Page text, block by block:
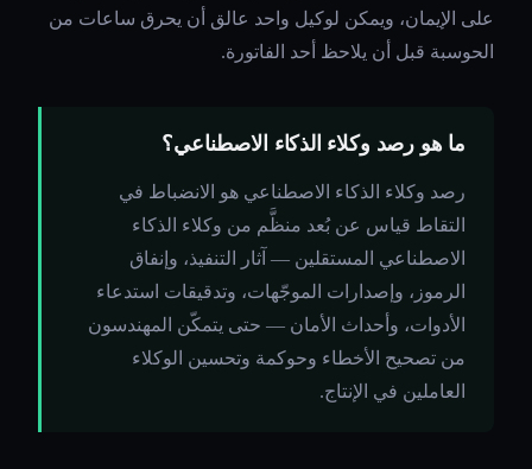
على الإيمان، ويمكن لوكيل واحد عالق أن يحرق ساعات من
الحوسبة قبل أن يلاحظ أحد الفاتورة.
ما هو رصد وكلاء الذكاء الاصطناعي؟
رصد وكلاء الذكاء الاصطناعي هو الانضباط في
التقاط قياس عن بُعد منظَّم من وكلاء الذكاء
الاصطناعي المستقلين — آثار التنفيذ، وإنفاق
الرموز، وإصدارات الموجّهات، وتدقيقات استدعاء
الأدوات، وأحداث الأمان — حتى يتمكّن المهندسون
من تصحيح الأخطاء وحوكمة وتحسين الوكلاء
العاملين في الإنتاج.